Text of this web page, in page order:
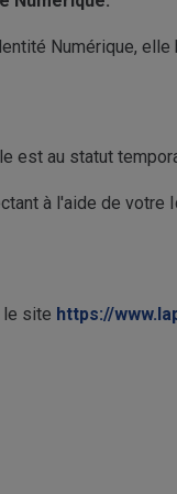
Numérique, elle
est au statut
à l'aide de votre
le site https://